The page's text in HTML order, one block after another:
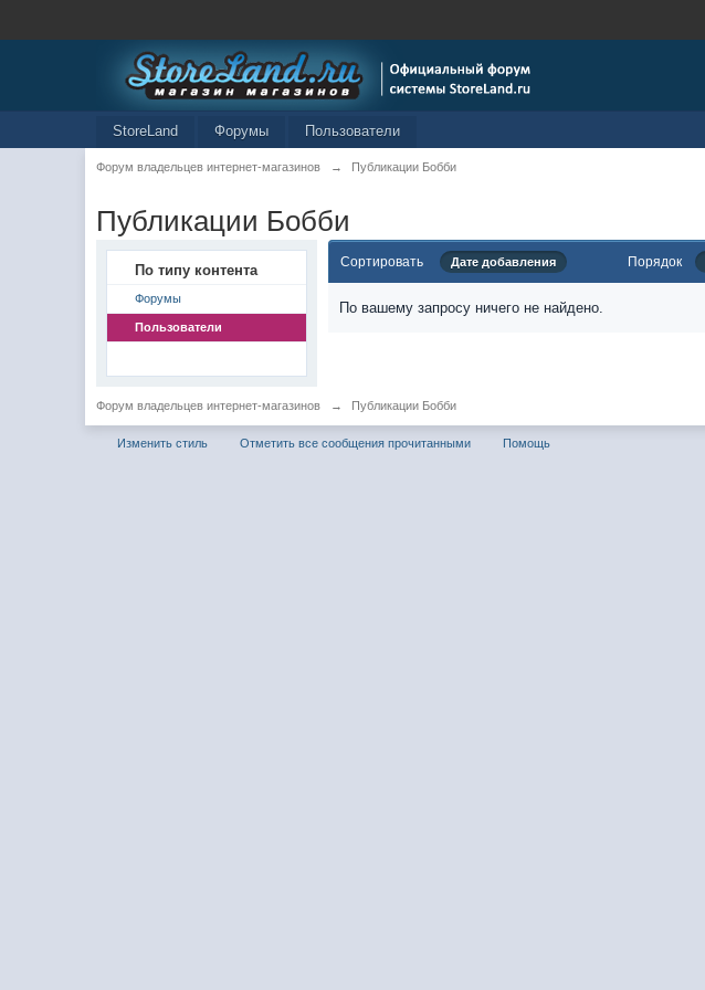
StoreLand Форумы Пользователи
Форум владельцев интернет-магазинов → Публикации Бобби
Публикации Бобби
По типу контента
Форумы
Пользователи
Сортировать Дате добавления Порядок
По вашему запросу ничего не найдено.
Форум владельцев интернет-магазинов → Публикации Бобби
Изменить стиль Отметить все сообщения прочитанными Помощь